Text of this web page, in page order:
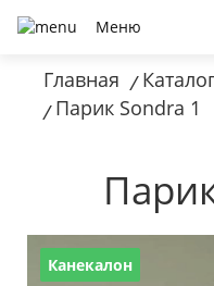
Меню
Главная /
/ Парик Sondra 1
Канекалон